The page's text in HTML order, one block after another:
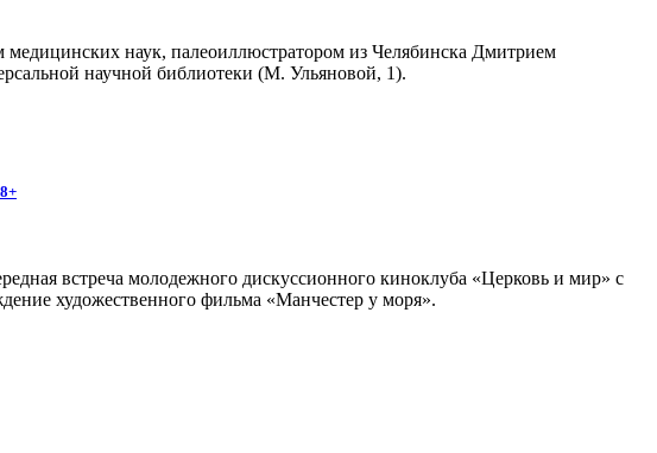
медицинских наук, палеоиллюстратором из Челябинска Дмитрием
научной библиотеки (М. Ульяновой, 1).
встреча молодежного дискуссионного киноклуба «Церковь и мир» с
художественного фильма «Манчестер у моря».